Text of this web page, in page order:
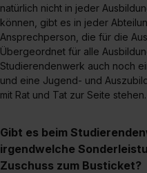
natürlich nicht in jeder
können, gibt es in jeder
Ansprechperson, die für die
Übergeordnet für alle
Studierendenwerk auch noch
und eine Jugend- und
mit Rat und Tat zur Seite stehen.
Gibt es beim
irgendwelche
Zuschuss zum Busticket?